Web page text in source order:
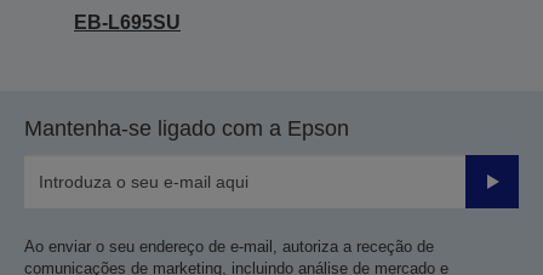
EB-L695SU
Mantenha-se ligado com a Epson
Enviar
Ao enviar o seu endereço de e-mail, autoriza a receção de
comunicações de marketing, incluindo análise de mercado e